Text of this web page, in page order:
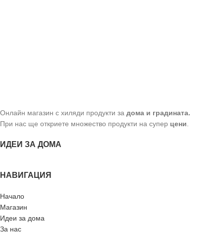
Онлайн магазин с хиляди продукти за дома и градината.
При нас ще откриете множество продукти на супер цени
ИДЕИ ЗА ДОМА
НАВИГАЦИЯ
Начало
Магазин
Идеи за дома
За нас